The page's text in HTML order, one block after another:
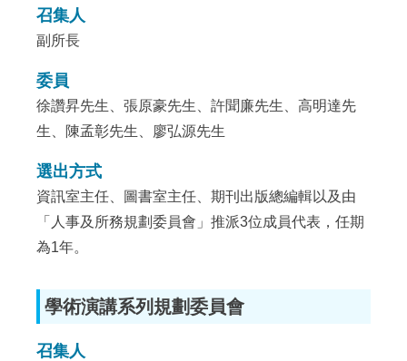
召集人
副所長
委員
徐讚昇先生、張原豪先生、許聞廉先生、高明達先
生、陳孟彰先生、廖弘源先生
選出方式
資訊室主任、圖書室主任、期刊出版總編輯以及由
「人事及所務規劃委員會」推派3位成員代表，任期
為1年。
學術演講系列規劃委員會
召集人